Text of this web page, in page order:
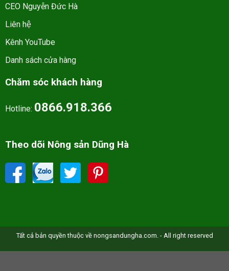
CEO Nguyễn Đức Hà
Liên hệ
Kênh YouTube
Danh sách cửa hàng
Chăm sóc khách hàng
Hotline: 0866.918.366
Theo dõi Nông sản Dũng Hà
Tất cả bản quyền thuộc về nongsandungha.com. - All right reserved